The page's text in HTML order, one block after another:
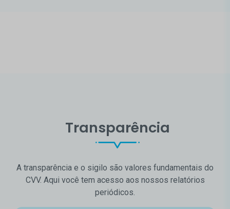
Transparência
A transparência e o sigilo são valores fundamentais do
CVV. Aqui você tem acesso aos nossos relatórios
periódicos.